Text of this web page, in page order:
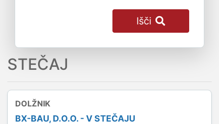
Išči
STEČAJ
DOLŽNIK
BX-BAU, D.O.O. - V STEČAJU